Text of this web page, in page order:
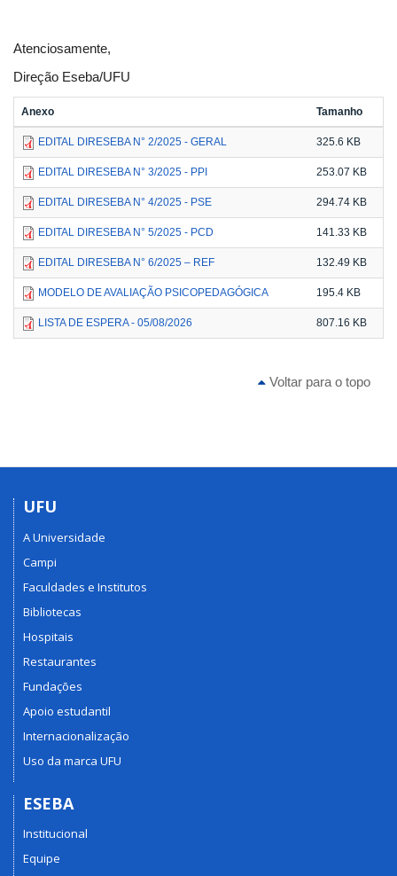
Atenciosamente,
Direção Eseba/UFU
Anexo Tamanho
EDITAL DIRESEBA N° 2/2025 - GERAL 325.6 KB
EDITAL DIRESEBA N° 3/2025 - PPI 253.07 KB
EDITAL DIRESEBA N° 4/2025 - PSE 294.74 KB
EDITAL DIRESEBA N° 5/2025 - PCD 141.33 KB
EDITAL DIRESEBA N° 6/2025 – REF 132.49 KB
MODELO DE AVALIAÇÃO PSICOPEDAGÓGICA 195.4 KB
LISTA DE ESPERA - 05/08/2026 807.16 KB
Voltar para o topo
UFU
A Universidade
Campi
Faculdades e Institutos
Bibliotecas
Hospitais
Restaurantes
Fundações
Apoio estudantil
Internacionalização
Uso da marca UFU
ESEBA
Institucional
Equipe